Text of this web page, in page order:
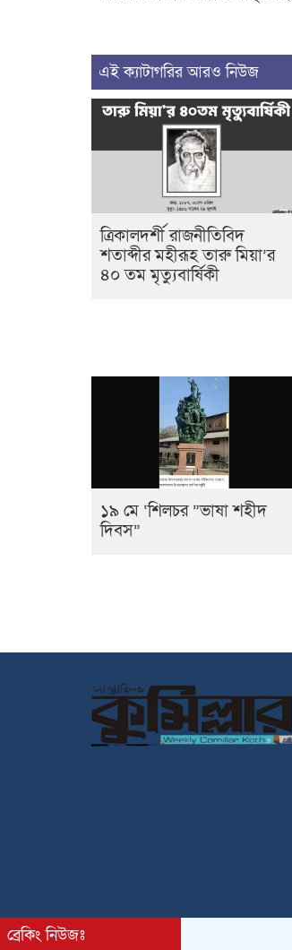
এই ক্যাটাগরির আরও নিউজ
ত্রিকালদর্শী রাজনীতিবিদ
শতাব্দীর মহীরূহ তারু মিয়া’র
৪০ তম মৃত্যুবার্ষিকী
১৯ মে ‘শিলচর ”ভাষা শহীদ
দিবস”
ব্রেকিং নিউজঃ